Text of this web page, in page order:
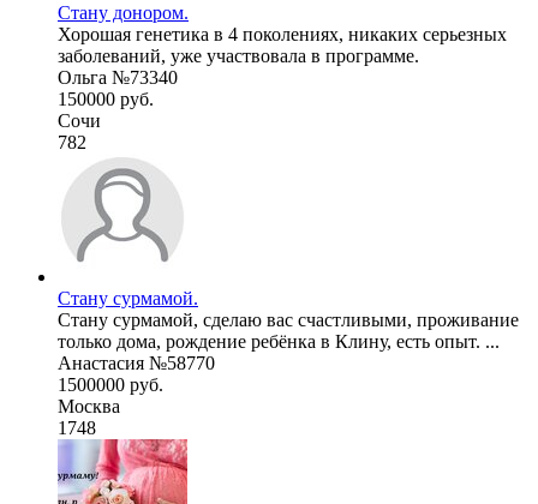
Стану донором.
Хорошая генетика в 4 поколениях, никаких серьезных
заболеваний, уже участвовала в программе.
Ольга №73340
150000 руб.
Сочи
782
Стану сурмамой.
Стану сурмамой, сделаю вас счастливыми, проживание
только дома, рождение ребёнка в Клину, есть опыт. ...
Анастасия №58770
1500000 руб.
Москва
1748